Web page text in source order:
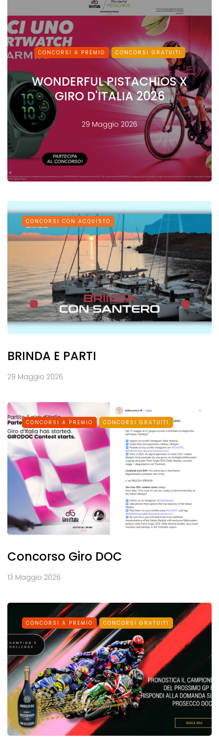
CONCORSI A PREMIO CONCORSI GRATUITI
WONDERFUL PISTACHIOS X
GIRO D'ITALIA 2026
29 Maggio 2026
CONCORSI CON ACQUISTO
BRINDA E PARTI
29 Maggio 2026
CONCORSI A PREMIO CONCORSI GRATUITI
Concorso Giro DOC
13 Maggio 2026
CONCORSI A PREMIO CONCORSI GRATUITI